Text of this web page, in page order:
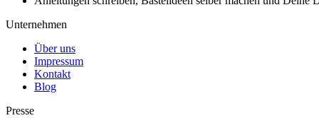
Unternehmen
Über uns
Impressum
Kontakt
Blog
Presse